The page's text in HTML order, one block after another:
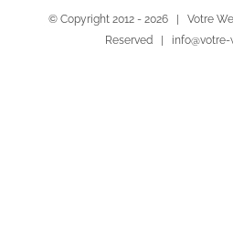
© Copyright 2012 - 2026 | Votre
Reserved | info@votre-